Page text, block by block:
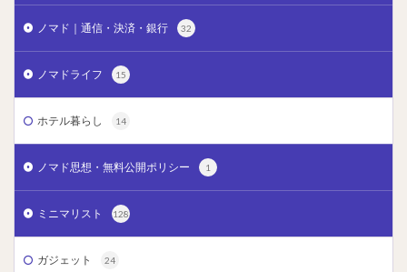
ノマド｜通信・決済・銀行 32
ノマドライフ 15
ホテル暮らし 14
ノマド思想・無料公開ポリシー 1
ミニマリスト 128
ガジェット 24